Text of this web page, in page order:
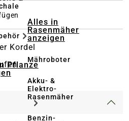
Pflanze
Alles in
Rasenmäher
anzeigen
Mähroboter
Akku- &
Elektro-
Rasenmäher
Benzin-
Kordel